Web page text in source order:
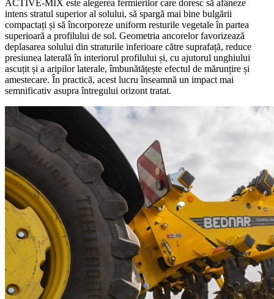
ACTIVE-MIX este alegerea fermierilor care doresc să afâneze
intens stratul superior al solului, să spargă mai bine bulgării
compactați și să încorporeze uniform resturile vegetale în partea
superioară a profilului de sol. Geometria ancorelor favorizează
deplasarea solului din straturile inferioare către suprafață, reduce
presiunea laterală în interiorul profilului și, cu ajutorul unghiului
ascuțit și a aripilor laterale, îmbunătățește efectul de mărunțire și
amestecare. În practică, acest lucru înseamnă un impact mai
semnificativ asupra întregului orizont tratat.